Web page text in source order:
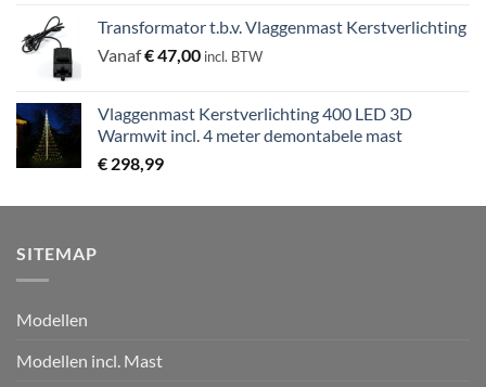
Transformator t.b.v. Vlaggenmast Kerstverlichting
Vanaf€47,00 incl. BTW
Vlaggenmast Kerstverlichting 400 LED 3D
Warmwit incl. 4 meter demontabele mast
€ 298,99
SITEMAP
Modellen
Modellen incl. Mast